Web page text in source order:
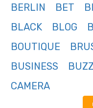
BERLIN
BET
BLACK
BLOG
BOUTIQUE
BUSINESS
BUZZ
CAMERA